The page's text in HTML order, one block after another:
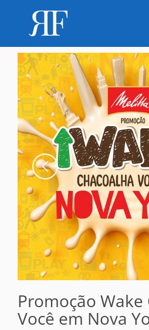
Promoção Wake
Você em Nova